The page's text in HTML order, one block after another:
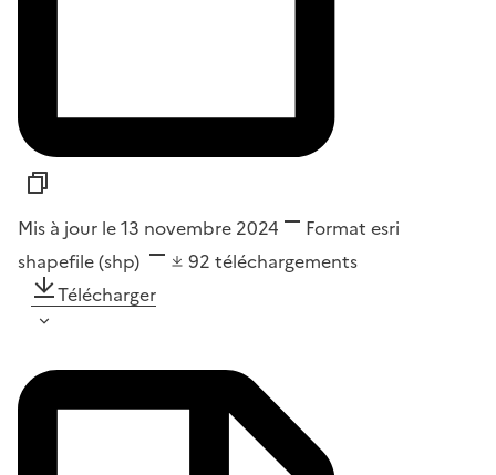
Mis à jour le 13 novembre 2024 Format esri
shapefile (shp)
92 téléchargements
Télécharger